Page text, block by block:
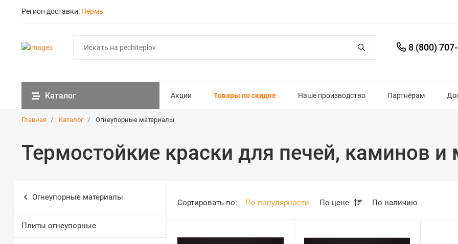
Регион доставки: Пермь
8 (800)
Каталог Акции Товары по скидке Наше производство Партнёрам
Главная Каталог Огнеупорные материалы
Термостойкие краски для печей, каминов и
Огнеупорные материалы
Плиты огнеупорные
Сортировать по: По популярности По цене По наличию